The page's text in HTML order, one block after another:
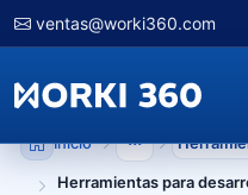
ventas@worki360.com
Inicio Mostrar
Herramientas para